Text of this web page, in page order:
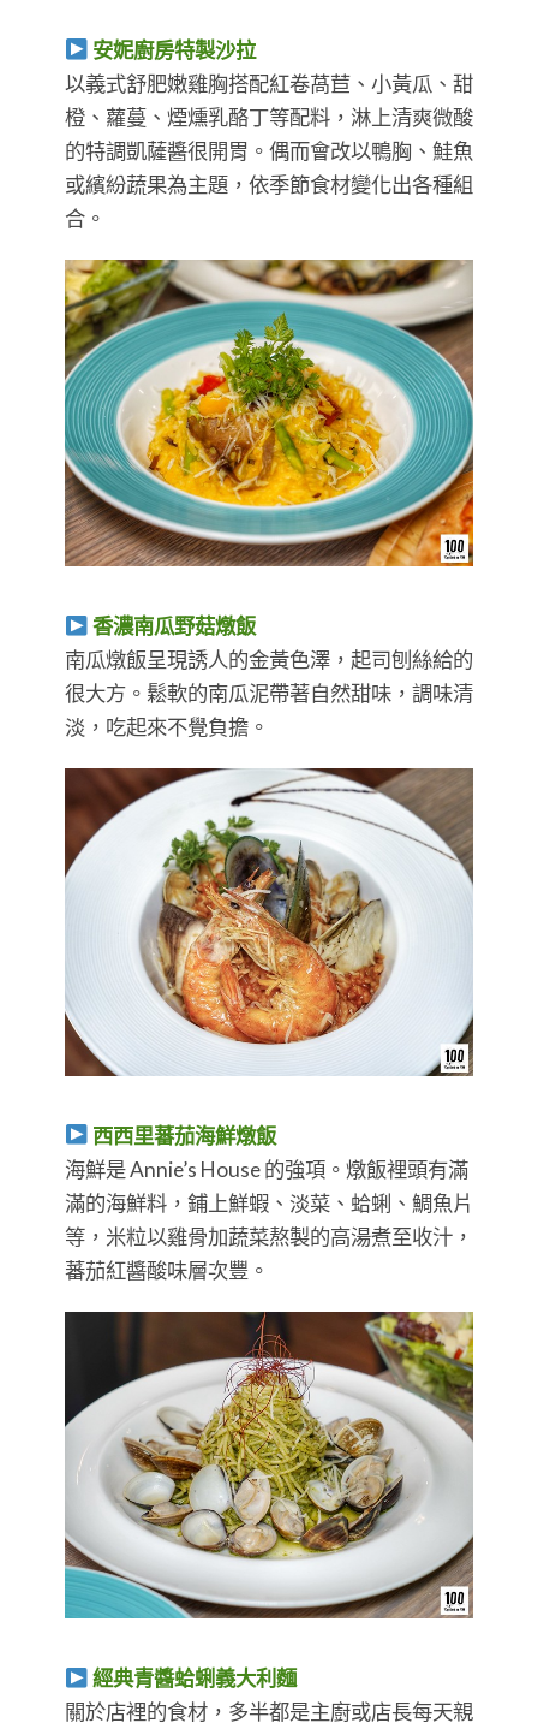
安妮廚房特製沙拉
以義式舒肥嫩雞胸搭配紅卷萵苣、小黃瓜、甜
橙、蘿蔓、煙燻乳酪丁等配料，淋上清爽微酸
的特調凱薩醬很開胃。偶而會改以鴨胸、鮭魚
或繽紛蔬果為主題，依季節食材變化出各種組
合。
香濃南瓜野菇燉飯
南瓜燉飯呈現誘人的金黃色澤，起司刨絲給的
很大方。鬆軟的南瓜泥帶著自然甜味，調味清
淡，吃起來不覺負擔。
西西里蕃茄海鮮燉飯
海鮮是 Annie’s House 的強項。燉飯裡頭有滿
滿的海鮮料，鋪上鮮蝦、淡菜、蛤蜊、鯛魚片
等，米粒以雞骨加蔬菜熬製的高湯煮至收汁，
蕃茄紅醬酸味層次豐。
經典青醬蛤蜊義大利麵
關於店裡的食材，多半都是主廚或店長每天親